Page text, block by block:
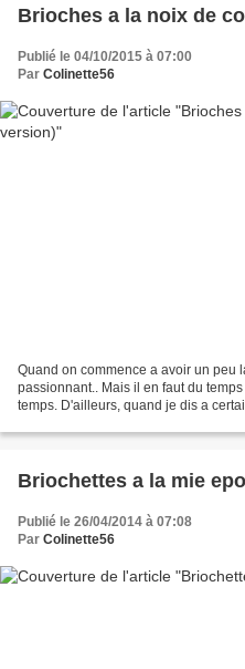
Brioches a la noix de
Publié le 04/10/2015 à 07:00
Par Colinette56
Quand on commence a avoir un peu
passionnant.. Mais il en faut du
temps. D'ailleurs, quand je dis a
Briochettes a la mie
Publié le 26/04/2014 à 07:08
Par Colinette56